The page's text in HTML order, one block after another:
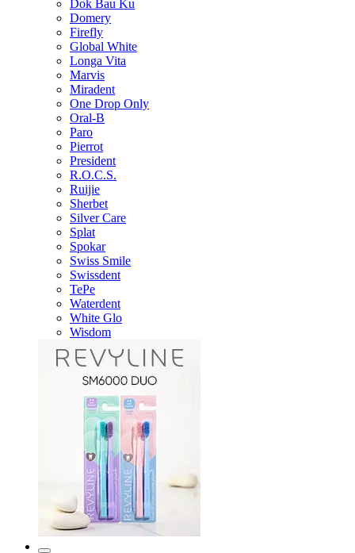
Dok Bau Ku
Domery
Firefly
Global White
Longa Vita
Marvis
Miradent
One Drop Only
Oral-B
Paro
Pierrot
President
R.O.C.S.
Ruijie
Sherbet
Silver Care
Splat
Spokar
Swiss Smile
Swissdent
TePe
Waterdent
White Glo
Wisdom